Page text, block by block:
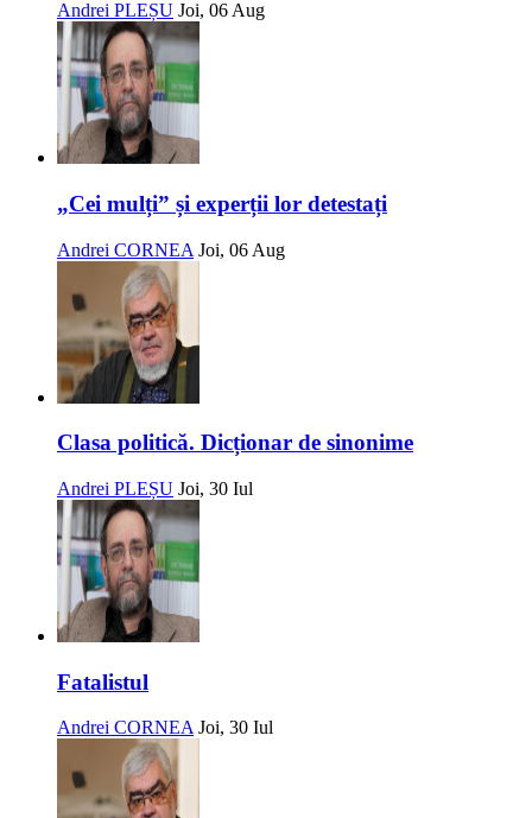
Andrei PLEȘU Joi, 06 Aug
„Cei mulți” și experții lor detestați
Andrei CORNEA Joi, 06 Aug
Clasa politică. Dicționar de sinonime
Andrei PLEȘU Joi, 30 Iul
Fatalistul
Andrei CORNEA Joi, 30 Iul